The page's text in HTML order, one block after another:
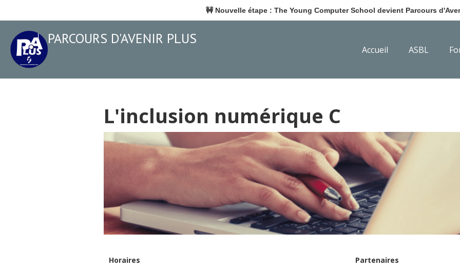
🚧 Nouvelle étape : The Young Computer School devient Parcours
PARCOURS D'AVENIR PLUS
Accueil ASBL
L'inclusion numérique C
Horaires
Partenaires